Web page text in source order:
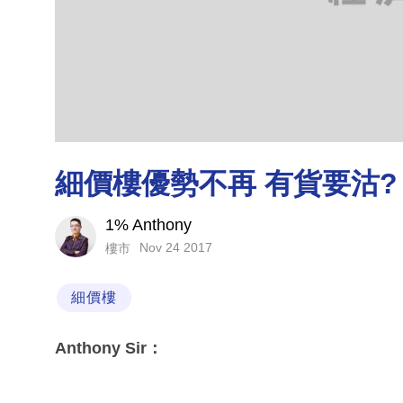
細價樓優勢不再 有貨要沽?
1% Anthony
樓市 Nov 24 2017
細價樓
Anthony Sir：